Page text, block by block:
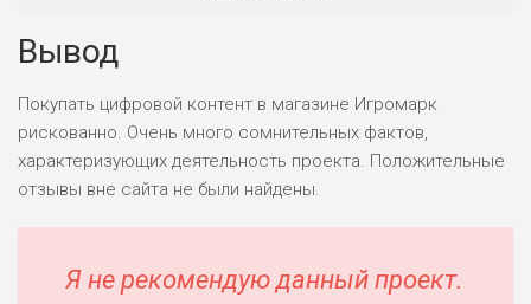
Вывод
Покупать цифровой контент в магазине Игромарк
рискованно. Очень много сомнительных фактов,
характеризующих деятельность проекта. Положительные
отзывы вне сайта не были найдены.
Я не рекомендую данный проект.